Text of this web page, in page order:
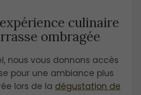
culinaire
ombragée
nous vous donnons accès
pour une ambiance plus
lors de la dégustation de